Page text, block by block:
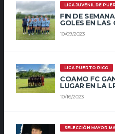
LIGA JUVENIL DE
FIN DE
GOLES EN LAS
10/09/2023
LIGA PUERTO RICO
COAMO FC
LUGAR EN LA
10/16/2023
SELECCIÓN MAYOR